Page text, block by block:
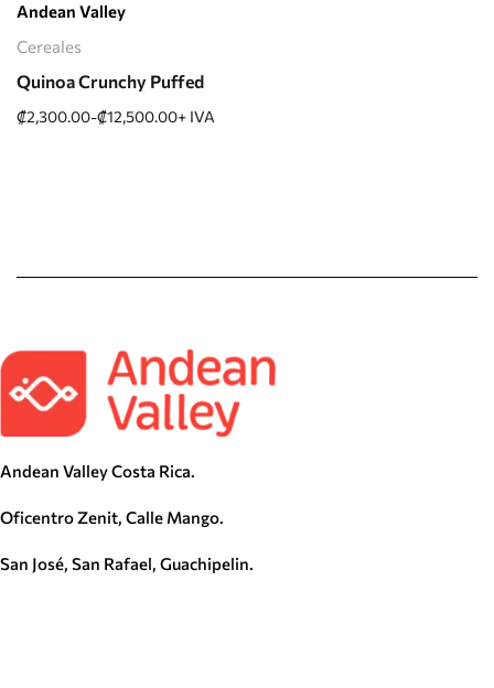
Andean Valley
Cereales
Quinoa Crunchy Puffed
₡2,300.00-₡12,500.00+ IVA
Andean Valley Costa Rica.
Oficentro Zenit, Calle Mango.
San José, San Rafael, Guachipelin.